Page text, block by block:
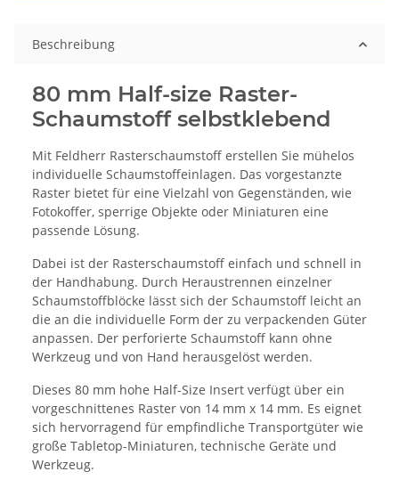
Beschreibung
80 mm Half-size Raster-
Schaumstoff selbstklebend
Mit Feldherr Rasterschaumstoff erstellen Sie mühelos
individuelle Schaumstoffeinlagen. Das vorgestanzte
Raster bietet für eine Vielzahl von Gegenständen, wie
Fotokoffer, sperrige Objekte oder Miniaturen eine
passende Lösung.
Dabei ist der Rasterschaumstoff einfach und schnell in
der Handhabung. Durch Heraustrennen einzelner
Schaumstoffblöcke lässt sich der Schaumstoff leicht an
die an die individuelle Form der zu verpackenden Güter
anpassen. Der perforierte Schaumstoff kann ohne
Werkzeug und von Hand herausgelöst werden.
Dieses 80 mm hohe Half-Size Insert verfügt über ein
vorgeschnittenes Raster von 14 mm x 14 mm. Es eignet
sich hervorragend für empfindliche Transportgüter wie
große Tabletop-Miniaturen, technische Geräte und
Werkzeug.